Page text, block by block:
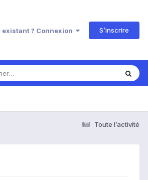
? Connexion S’inscrire
Toute l’activité